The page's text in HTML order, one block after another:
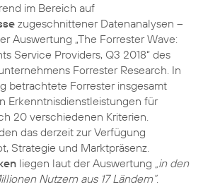
im Bereich auf
zugeschnittener Datenanalysen –
Auswertung „The Forrester Wave:
Service Providers, Q3 2018“ des
Forrester Research. In
betrachtete Forrester insgesamt
Erkenntnisdienstleistungen für
20 verschiedenen Kriterien.
das derzeit zur Verfügung
Strategie und Marktpräsenz.
liegen laut der Auswertung „in den
Nutzern aus 17 Ländern“.